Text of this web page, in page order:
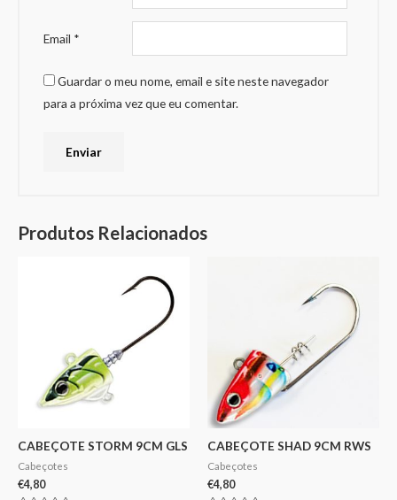
Email *
Guardar o meu nome, email e site neste navegador
para a próxima vez que eu comentar.
Produtos Relacionados
CABEÇOTE STORM 9CM GLS
Cabeçotes
€4,80
CABEÇOTE SHAD 9CM RWS
Cabeçotes
€4,80